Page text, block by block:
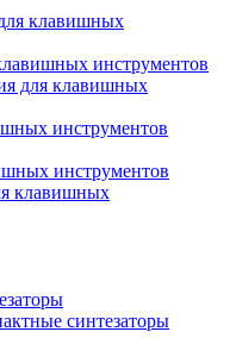
клавишных
инструментов
для клавишных
инструментов
инструментов
клавишных
синтезаторы